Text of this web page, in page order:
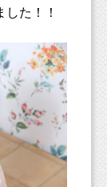
た！！